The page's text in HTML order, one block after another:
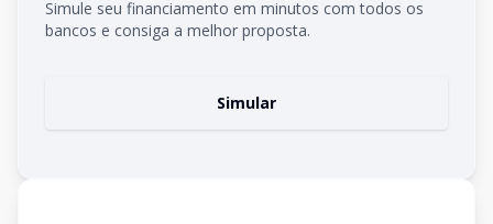
Simule seu financiamento em minutos com todos os
bancos e consiga a melhor proposta.
Simular